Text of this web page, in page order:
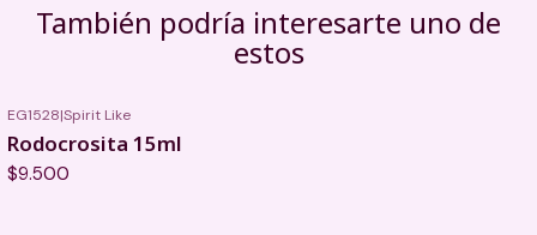
También podría interesarte uno de
estos
EG1528|Spirit Like
Rodocrosita 15ml
$9.500